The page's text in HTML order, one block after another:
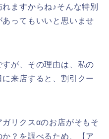
ますからね♪そんな特別
ってもいいと思いませ
が、その理由は、私の
来店すると、割引クー
リクスαのお店がそもそ
？を調べるため、【ア